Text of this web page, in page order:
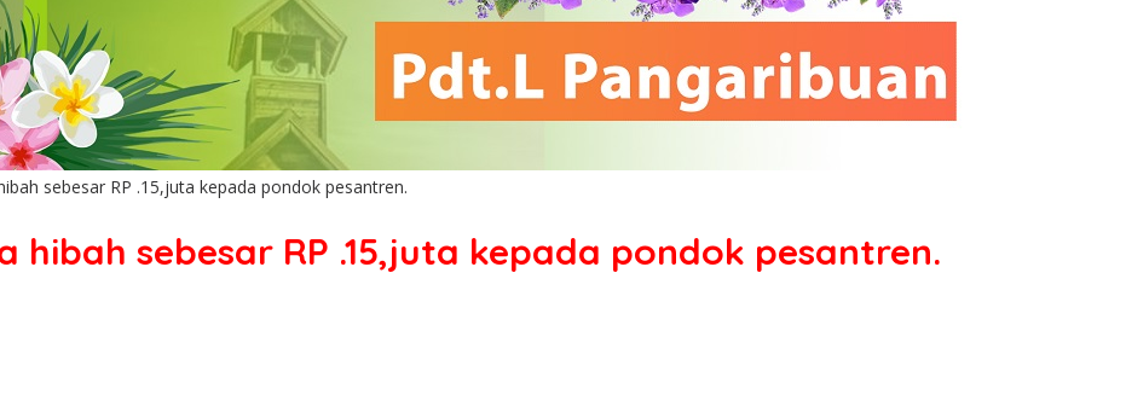
sebesar RP .15,juta kepada pondok pesantren.
hibah sebesar RP .15,juta kepada pondok pesantren.